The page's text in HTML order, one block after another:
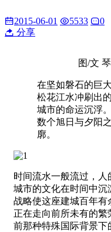
2015-06-01 5533
0
分享
图/文
在坚如磐石的巨
松花江水冲刷出
城市的命运沉浮
数个旭日与夕阳
廓。
时间流水一般流过，人
城市的文化在时间中
战略使这座建城百年有
正在走向前所未有的
前那种特殊国际背景下